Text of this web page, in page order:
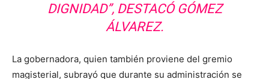
DIGNIDAD”, DESTACÓ GÓMEZ
ÁLVAREZ.
La gobernadora, quien también proviene del gremio
magisterial, subrayó que durante su administración se